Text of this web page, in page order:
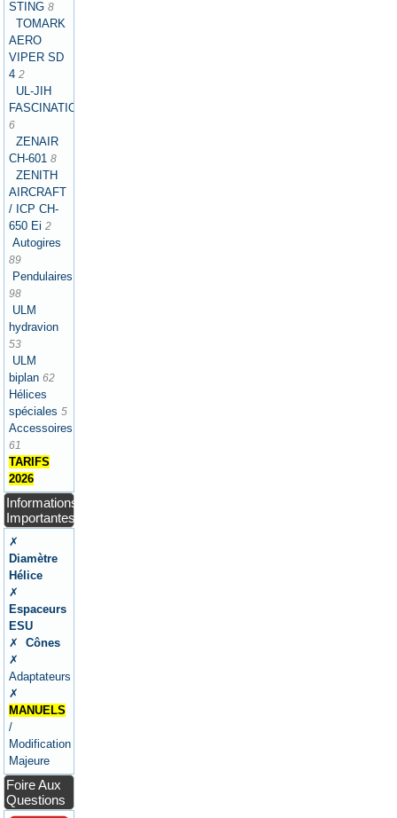
STING 8
TOMARK
AERO
VIPER SD
4 2
UL-JIH
FASCINATION
6
ZENAIR
CH-601 8
ZENITH
AIRCRAFT
/ ICP CH-
650 Ei2
Autogires
89
Pendulaires
98
ULM
hydravion
53
ULM
biplan 62
Hélices
spéciales 5
Accessoires
61
TARIFS
2026
Informations
Importantes
✗
Diamètre
Hélice
✗
Espaceurs
ESU
✗
Cônes
✗
Adaptateurs
✗
MANUELS
/
Modification
Majeure
Foire Aux
Questions